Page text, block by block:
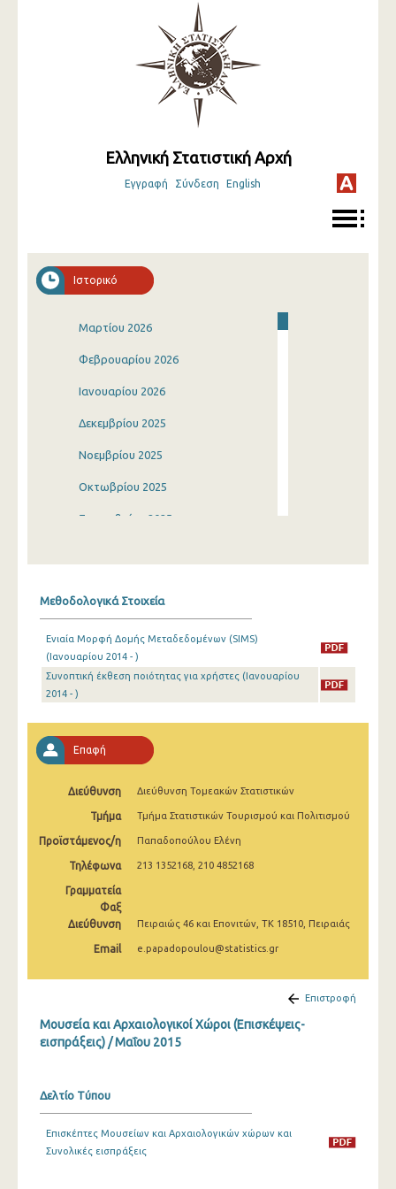
Ελληνική Στατιστική Αρχή
Εγγραφή Σύνδεση English
Ιστορικό
Μαρτίου 2026
Φεβρουαρίου 2026
Ιανουαρίου 2026
Δεκεμβρίου 2025
Νοεμβρίου 2025
Οκτωβρίου 2025
Σεπτεμβρίου 2025
Μαΐου 2025
Απριλίου 2025
Φεβρουαρίου 2025
Νοεμβρίου 2024
Οκτωβρίου 2024
Σεπτεμβρίου 2024
Αυγούστου 2024
Μαΐου 2024
Μαρτίου 2024
Ιανουαρίου 2024
Μεθοδολογικά Στοιχεία
Ενιαία Μορφή Δομής Μεταδεδομένων (SIMS)
(Ιανουαρίου 2014 - )
Συνοπτική έκθεση ποιότητας για χρήστες (Ιανουαρίου
2014 - )
Επαφή
Διεύθυνση Διεύθυνση Τομεακών Στατιστικών
Τμήμα Τμήμα Στατιστικών Τουρισμού και Πολιτισμού
Προϊστάμενος/η Παπαδοπούλου Ελένη
Τηλέφωνα 213 1352168, 210 4852168
Γραμματεία
Φαξ
Διεύθυνση
Πειραιώς 46 και Επονιτών, ΤΚ 18510, Πειραιάς
Email e.papadopoulou@statistics.gr
Επιστροφή
Μουσεία και Αρχαιολογικοί Χώροι (Επισκέψεις-
εισπράξεις) / Μαΐου 2015
Δελτίο Τύπου
Επισκέπτες Μουσείων και Αρχαιολογικών χώρων και
Συνολικές εισπράξεις